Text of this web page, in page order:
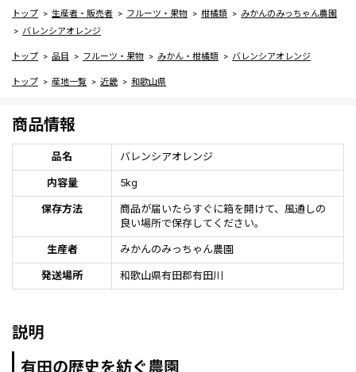
トップ 生産者・販売者 フルーツ・果物 柑橘類
みかんのみっちゃん農園
バレンシアオレンジ
トップ 品目 フルーツ・果物 みかん・柑橘類 バレンシアオレンジ
トップ 産地一覧 近畿 和歌山県
商品情報
品名 バレンシアオレンジ
内容量 5kg
保存方法
商品が届いたらすぐに箱を開けて、風通しの
良い場所で保存してください。
生産者 みかんのみっちゃん農園
発送場所 和歌山県有田郡有田川
説明
有田の歴史を紡ぐ農園